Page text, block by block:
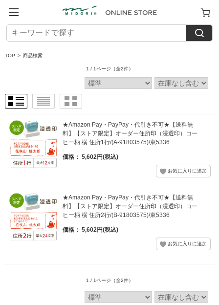
TOP > 商品検索
1 / 1ページ （全2件）
★Amazon Pay・PayPay・代引き不可★【送料無
料】【ストア限定】オーダー住所印（浸透印）コー
ヒー柄 横 住所1行/(A-91803575)/東5336
価格： 5,602円(税込)
★Amazon Pay・PayPay・代引き不可★【送料無
料】【ストア限定】オーダー住所印（浸透印）コー
ヒー柄 横 住所2行/(B-91803575)/東5336
価格： 5,602円(税込)
1 / 1ページ （全2件）